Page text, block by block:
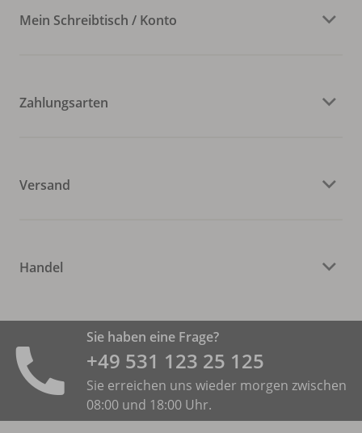
Mein Schreibtisch / Konto
Zahlungsarten
Versand
Handel
Sie haben eine Frage?
+49 531 ­123 25 125
Sie erreichen uns wieder morgen zwischen
08:00 und 18:00 Uhr.